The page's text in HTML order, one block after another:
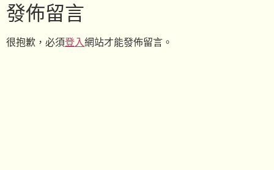
發佈留言
很抱歉，必須登入網站才能發佈留言。